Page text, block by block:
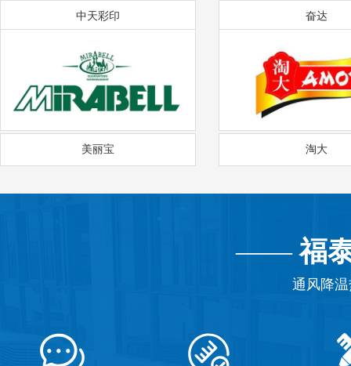
中天彩印 奋达
美丽宝 淘大
——福
通风降